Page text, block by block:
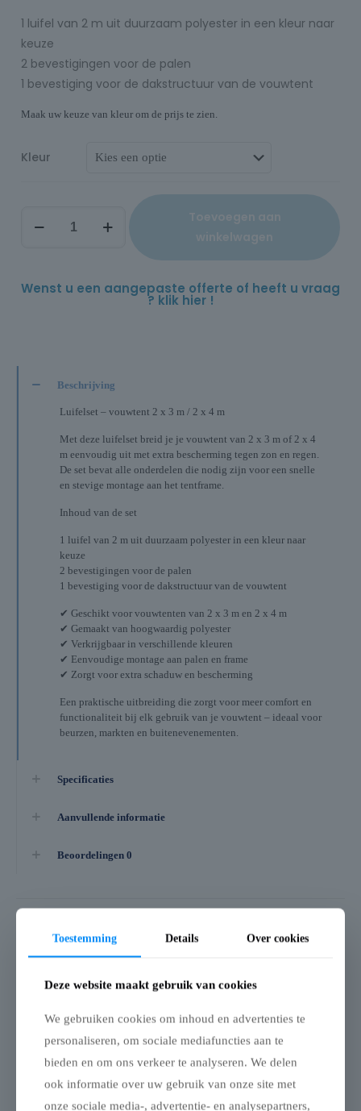
1 luifel van 2 m uit duurzaam polyester in een kleur naar
keuze
2 bevestigingen voor de palen
1 bevestiging voor de dakstructuur van de vouwtent
Maak uw keuze van kleur om de prijs te zien.
Kleur
Wenst u een aangepaste offerte of heeft u vraag
? klik hier !
Beschrijving
Luifelset – vouwtent 2 x 3 m / 2 x 4 m
Met deze luifelset breid je je vouwtent van 2 x 3 m of 2 x 4
m eenvoudig uit met extra bescherming tegen zon en regen.
De set bevat alle onderdelen die nodig zijn voor een snelle
en stevige montage aan het tentframe.
Inhoud van de set
1 luifel van 2 m uit duurzaam polyester in een kleur naar
keuze
2 bevestigingen voor de palen
1 bevestiging voor de dakstructuur van de vouwtent
✔ Geschikt voor vouwtenten van 2 x 3 m en 2 x 4 m
✔ Gemaakt van hoogwaardig polyester
✔ Verkrijgbaar in verschillende kleuren
✔ Eenvoudige montage aan palen en frame
✔ Zorgt voor extra schaduw en bescherming
Een praktische uitbreiding die zorgt voor meer comfort en
functionaliteit bij elk gebruik van je vouwtent – ideaal voor
beurzen, markten en buitenevenementen.
Specificaties
Aanvullende informatie
Beoordelingen 0
Gerelateerde producten
Transportzak met
wielen – Alu frame –
Plastic
watergewicht met
schroefdop – leeg
Toestemming Details Over cookies
Deze website maakt gebruik van cookies
We gebruiken cookies om inhoud en advertenties te
personaliseren, om sociale mediafuncties aan te
bieden en om ons verkeer te analyseren. We delen
ook informatie over uw gebruik van onze site met
onze sociale media-, advertentie- en analysepartners,